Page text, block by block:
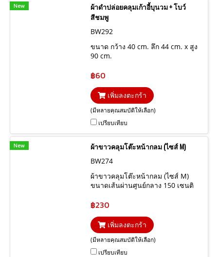
New
ผ้าดำปล่อยคลุมเก้าอี้บุนวม + โบว์
สีชมพู
BW292
ขนาด กว้าง 40 cm. ลึก 44 cm. x สูง
90 cm.
฿60
เพิ่มลงตะกร้า
(มีหลายคุณสมบัติให้เลือก)
เปรียบเทียบ
New
ผ้าขาวคลุมโต๊ะหน้ากลม (ไซส์ M)
BW274
ผ้าขาวคลุมโต๊ะหน้ากลม (ไซส์ M)
ขนาดเส้นผ่านศูนย์กลาง 150 เซนติ
฿230
เพิ่มลงตะกร้า
(มีหลายคุณสมบัติให้เลือก)
เปรียบเทียบ